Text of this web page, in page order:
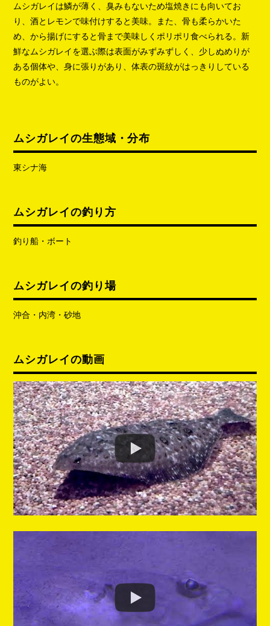
ムシガレイは鱗が薄く、臭みもないため塩焼きにも向いてお
り、酒とレモンで味付けすると美味。また、骨も柔らかいた
め、から揚げにすると骨まで美味しくポリポリ食べられる。新
鮮なムシガレイを選ぶ際は表面がみずみずしく、少しぬめりが
ある個体や、身に張りがあり、体表の斑紋がはっきりしている
ものがよい。
ムシガレイの生態域・分布
東シナ海
ムシガレイの釣り方
釣り船・ボート
ムシガレイの釣り場
沖合・内湾・砂地
ムシガレイの動画